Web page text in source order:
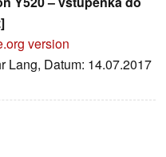
version
Lang, Datum: 14.07.2017